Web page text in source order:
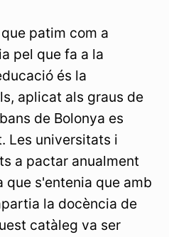
patim com a
pel que fa a la
és la
aplicat als graus de
de Bolonya es
Les universitats i
a pactar anualment
s'entenia que amb
la docència de
catàleg va ser